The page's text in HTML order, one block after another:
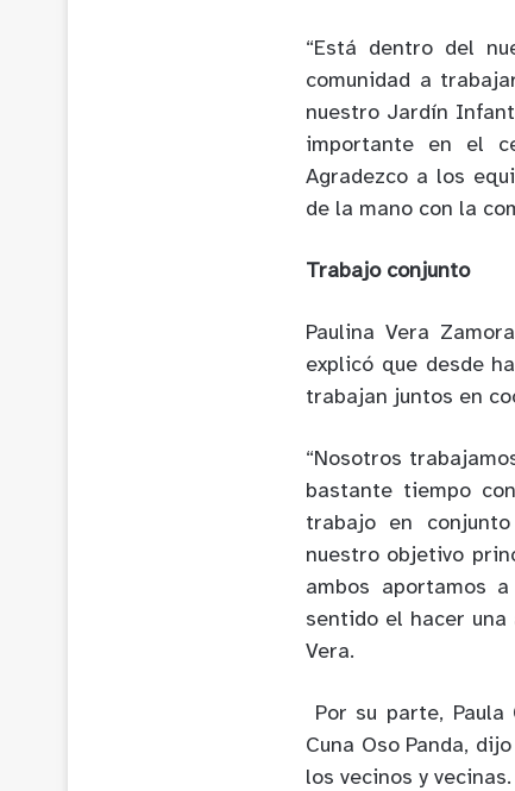
“Está dentro del
comunidad a
nuestro Jardín
importante en el
Agradezco a los
de la mano con la
Trabajo conjunto
Paulina Vera
explicó que desde
trabajan juntos en
“Nosotros
bastante tiempo
trabajo en
nuestro objetivo
ambos aportamos
sentido el hacer una
Vera.
Por su parte,
Cuna Oso Panda,
los vecinos y vecinas.